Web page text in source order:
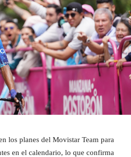
los planes del Movistar Team para
en el calendario, lo que confirma